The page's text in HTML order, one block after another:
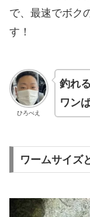
で、最速でボク
す！
ひろべえ
釣れ
ワン
ワームサイズ